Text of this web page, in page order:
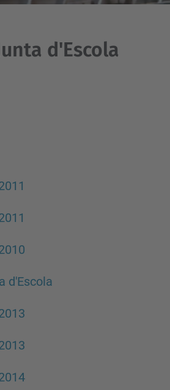
d'Escola
d'Escola